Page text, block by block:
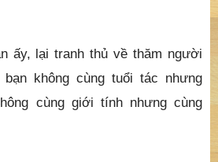
ấy, lại tranh thủ về thăm người
không cùng tuổi tác nhưng
cùng giới tính nhưng cùng